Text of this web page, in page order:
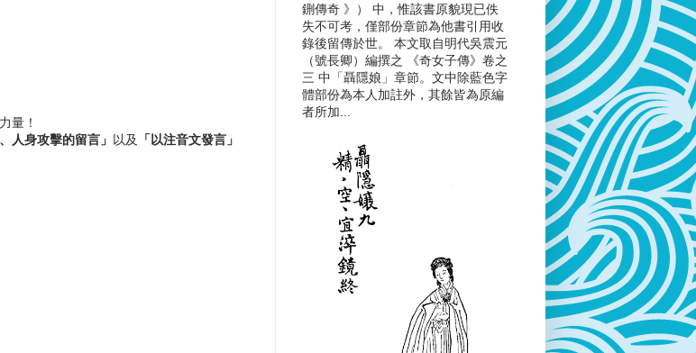
量！
人身攻擊的留言」 以及
「以注音文發言」
鉶傳奇 》） 中，惟該書原貌現已佚
失不可考，僅部份章節為他書引用收
錄後留傳於世。 本文取自明代吳震元
（號長卿）編撰之 《奇女子傳》卷之
三 中「聶隱娘」章節。文中除藍色字
體部份為本人加註外，其餘皆為原編
者所加...